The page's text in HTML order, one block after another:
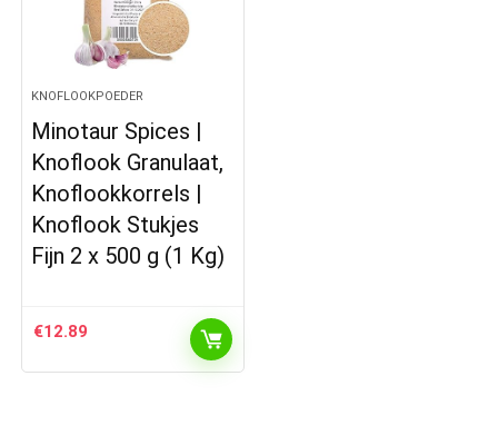
KNOFLOOKPOEDER
Minotaur Spices |
Knoflook Granulaat,
Knoflookkorrels |
Knoflook Stukjes
Fijn 2 x 500 g (1 Kg)
€12.89